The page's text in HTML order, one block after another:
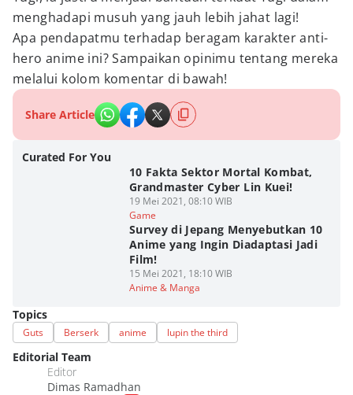
menghadapi musuh yang jauh lebih jahat lagi!
Apa pendapatmu terhadap beragam karakter anti-
hero anime ini? Sampaikan opinimu tentang mereka
melalui kolom komentar di bawah!
Share Article
Curated For You
10 Fakta Sektor Mortal Kombat,
Grandmaster Cyber Lin Kuei!
19 Mei 2021, 08:10 WIB
Game
Survey di Jepang Menyebutkan 10
Anime yang Ingin Diadaptasi Jadi
Film!
15 Mei 2021, 18:10 WIB
Anime & Manga
Topics
Guts Berserk anime lupin the third
Editorial Team
Editor
Dimas Ramadhan